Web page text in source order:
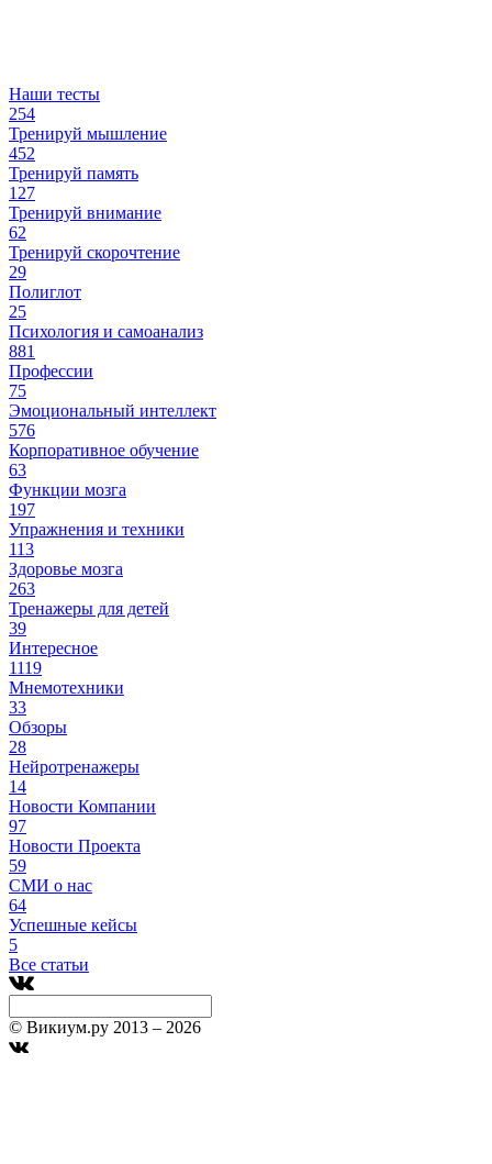
Наши тесты
254
Тренируй мышление
452
Тренируй память
127
Тренируй внимание
62
Тренируй скорочтение
29
Полиглот
25
Психология и самоанализ
881
Профессии
75
Эмоциональный интеллект
576
Корпоративное обучение
63
Функции мозга
197
Упражнения и техники
113
Здоровье мозга
263
Тренажеры для детей
39
Интересное
1119
Мнемотехники
33
Обзоры
28
Нейротренажеры
14
Новости Компании
97
Новости Проекта
59
СМИ о нас
64
Успешные кейсы
5
Все статьи
© Викиум.ру 2013 – 2026